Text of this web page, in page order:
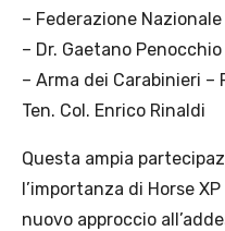
– Federazione
– Dr. Gaetano Penocchio
– Arma dei Carabinieri –
Ten. Col. Enrico Rinaldi
Questa ampia
l’importanza di Horse
nuovo approccio